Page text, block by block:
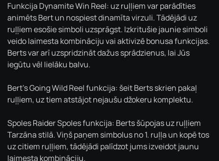
Funkcija Dynamite Win Reel: uz ruļļiem var parādīties
animēts Bert un nospiest dinamīta virzuli. Tādējādi uz
ruļļiem esošie simboli uzsprāgst. Izkritušie jaunie simboli
veido laimesta kombināciju vai aktivizē bonusa funkcijas.
Berts var arī uzspridzināt dažus sprādzienus, lai Jūs
iegūtu vēl lielāku balvu.
Bert's Going Wild Reel funkcija: šeit Berts skrien pakaļ
ruļļiem, uz tiem atstājot nejaušu džokeru komplektu.
Spoles Raider Spoles funkcija: Berts šūpojas uz ruļļiem
Tarzāna stilā. Viņš paņem simbolus no 1. ruļļa un kopē tos
uz citiem ruļļiem, tādējādi palīdzot jums izveidot jaunu
laimesta kombināciju.